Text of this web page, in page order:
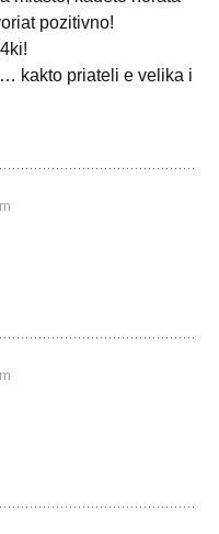
pozitivno!
kakto priateli e velika i